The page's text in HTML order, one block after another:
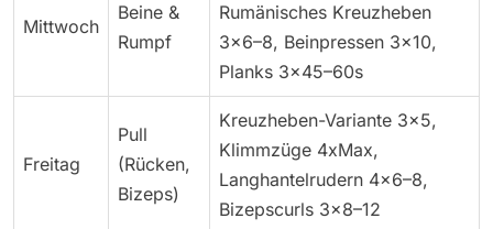
Mittwoch
Beine &
Rumpf
Rumänisches Kreuzheben
3×6–8, Beinpressen 3×10,
Planks 3×45–60s
Freitag
Pull
(Rücken,
Bizeps)
Kreuzheben-Variante 3×5,
Klimmzüge 4xMax,
Langhantelrudern 4×6–8,
Bizepscurls 3×8–12